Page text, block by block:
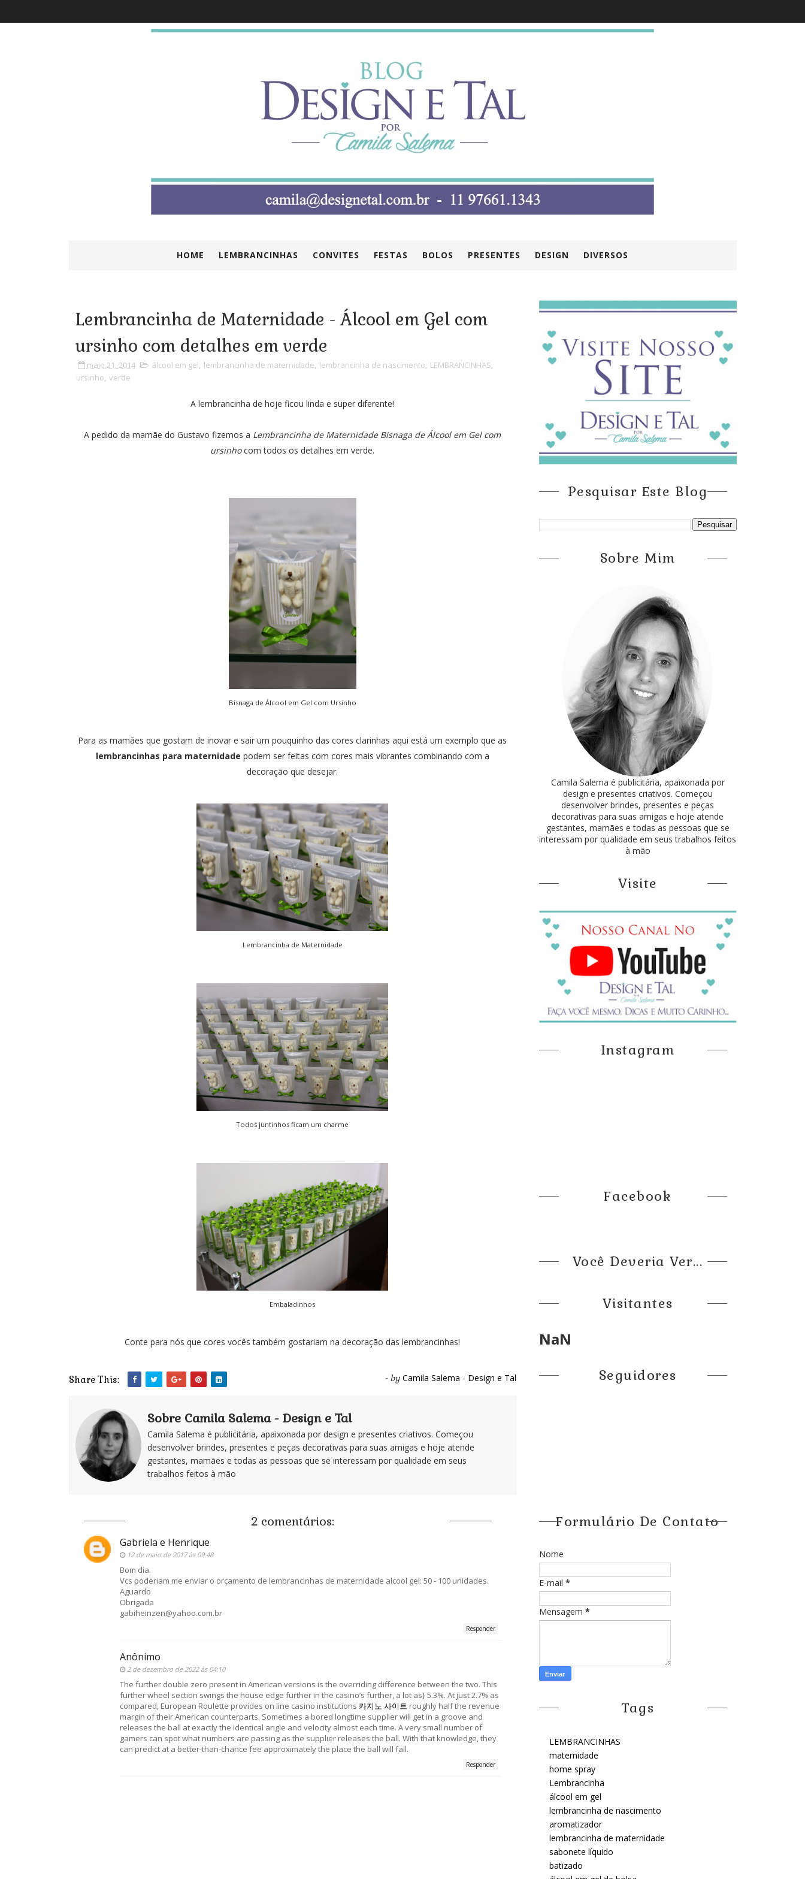
HOME LEMBRANCINHAS CONVITES FESTAS BOLOS PRESENTES DESIGN DIVERSOS
Lembrancinha de Maternidade - Álcool em Gel com
ursinho com detalhes em verde
maio 21, 2014 álcool em gel, lembrancinha de maternidade, lembrancinha de nascimento, LEMBRANCINHAS,
ursinho, verde
A lembrancinha de hoje ficou linda e super diferente!
A pedido da mamãe do Gustavo fizemos a Lembrancinha de Maternidade Bisnaga de Álcool em Gel com
ursinhocom todos os detalhes em verde.
Bisnaga de Álcool em Gel com Ursinho
Para as mamães que gostam de inovar e sair um pouquinho das cores clarinhas aqui está um exemplo que as
lembrancinhas para maternidade podem ser feitas com cores mais vibrantes combinando com a
decoração que desejar.
Lembrancinha de Maternidade
Todos juntinhos ficam um charme
Embaladinhos
Conte para nós que cores vocês também gostariam na decoração das lembrancinhas!
Share This: - by Camila Salema - Design e Tal
Sobre Camila Salema - Design e Tal
Camila Salema é publicitária, apaixonada por design e presentes criativos. Começou
desenvolver brindes, presentes e peças decorativas para suas amigas e hoje atende
gestantes, mamães e todas as pessoas que se interessam por qualidade em seus
trabalhos feitos à mão
2 comentários:
Gabriela e Henrique
12 de maio de 2017 às 09:48
Bom dia.
Vcs poderiam me enviar o orçamento de lembrancinhas de maternidade alcool gel: 50 - 100 unidades.
Aguardo
Obrigada
gabiheinzen@yahoo.com.br
Responder
Anônimo
2 de dezembro de 2022 às 04:10
The further double zero present in American versions is the overriding difference between the two. This
further wheel section swings the house edge further in the casino’s further, a lot as} 5.3%. At just 2.7% as
compared, European Roulette provides on line casino institutions 카지노 사이트 roughly half the revenue
margin of their American counterparts. Sometimes a bored longtime supplier will get in a groove and
releases the ball at exactly the identical angle and velocity almost each time. A very small number of
gamers can spot what numbers are passing as the supplier releases the ball. With that knowledge, they
can predict at a better-than-chance fee approximately the place the ball will fall.
Responder
Pesquisar Este Blog
Sobre Mim
Camila Salema é publicitária, apaixonada por
design e presentes criativos. Começou
desenvolver brindes, presentes e peças
decorativas para suas amigas e hoje atende
gestantes, mamães e todas as pessoas que se
interessam por qualidade em seus trabalhos feitos
à mão
Visite
Instagram
Facebook
Você Deveria Ver...
Visitantes
NaN
Seguidores
Formulário De Contato
Nome
E-mail *
Mensagem *
Tags
LEMBRANCINHAS
maternidade
home spray
Lembrancinha
álcool em gel
lembrancinha de nascimento
aromatizador
lembrancinha de maternidade
sabonete líquido
batizado